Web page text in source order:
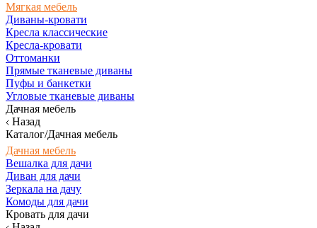
Мягкая мебель
Диваны-кровати
Кресла классические
Кресла-кровати
Оттоманки
Прямые тканевые диваны
Пуфы и банкетки
Угловые тканевые диваны
Дачная мебель
Назад
Каталог/Дачная мебель
Дачная мебель
Вешалка для дачи
Диван для дачи
Зеркала на дачу
Комоды для дачи
Кровать для дачи